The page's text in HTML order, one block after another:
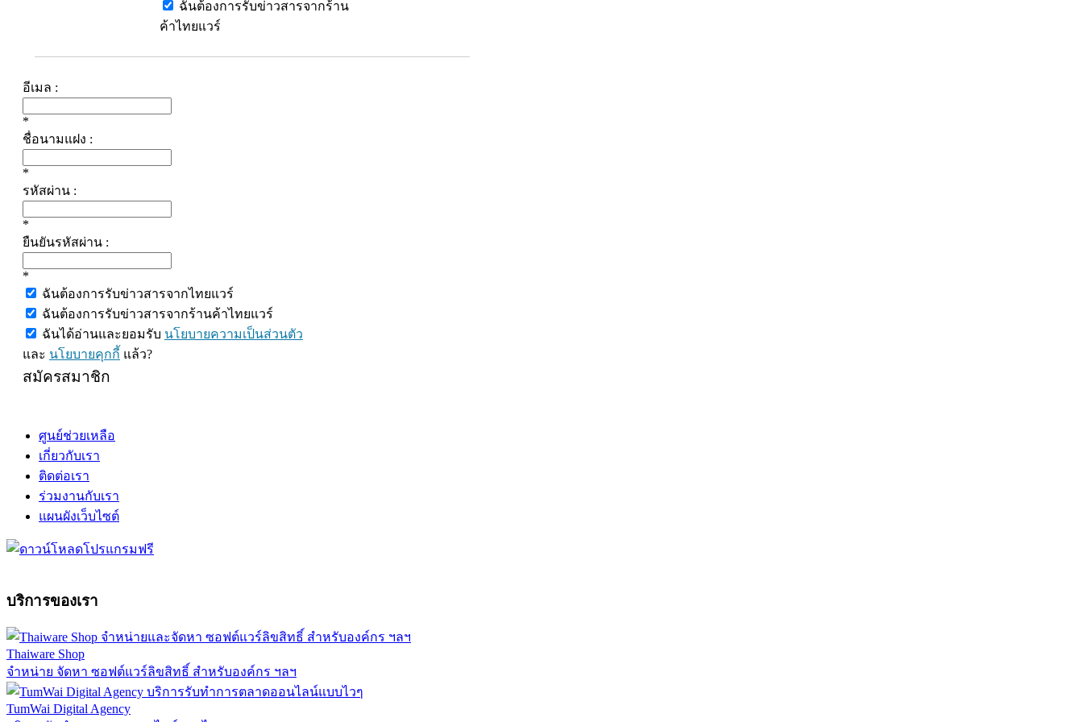
ฉันต้องการรับข่าวสารจากร้าน
ค้าไทยแวร์
อีเมล :
*
ชื่อนามแฝง :
*
รหัสผ่าน :
*
ยืนยันรหัสผ่าน :
*
ฉันต้องการรับข่าวสารจากไทยแวร์
ฉันต้องการรับข่าวสารจากร้านค้าไทยแวร์
ฉันได้อ่านและยอมรับ นโยบายความเป็นส่วนตัว
และ นโยบายคุกกี้ แล้ว?
สมัครสมาชิก
ศูนย์ช่วยเหลือ
เกี่ยวกับเรา
ติดต่อเรา
ร่วมงานกับเรา
แผนผังเว็บไซต์
บริการของเรา
Thaiware Shop
จำหน่าย จัดหา ซอฟต์แวร์ลิขสิทธิ์ สำหรับองค์กร ฯลฯ
TumWai Digital Agency